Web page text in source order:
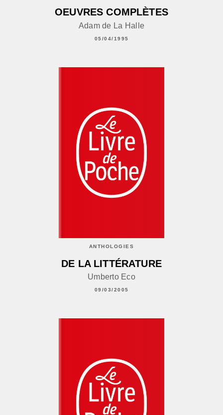
OEUVRES COMPLÈTES
Adam de La Halle
05/04/1995
ANTHOLOGIES
DE LA LITTÉRATURE
Umberto Eco
09/03/2005